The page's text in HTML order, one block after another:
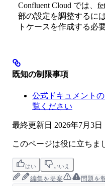
Confluent Cloud では、
部の設定を調整するに
トケースを作成する必
既知の制限事項
公式ドキュメント
覧ください
最終更新日 2026年7月3日
このページは役に立ちま
はい いいえ
編集を提案 問題を